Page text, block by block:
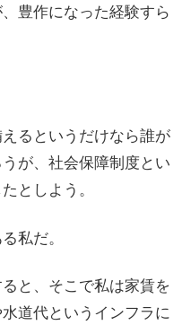
豊作になった経験すら
るというだけなら誰が
が、社会保障制度とい
としよう。
私だ。
と、そこで私は家賃を
道代というインフラに